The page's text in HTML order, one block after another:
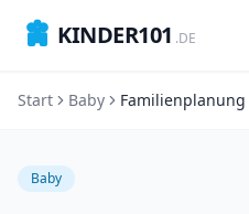
KINDER101 .DE
Start Baby
Baby